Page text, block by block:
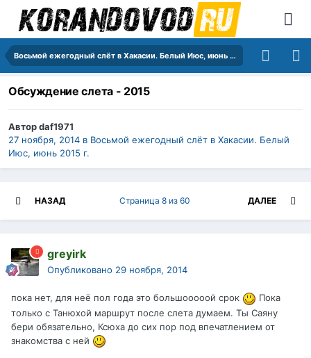
Восьмой ежегодный слёт в Хакасии. Белый Июс, июнь 2015 г.
Обсуждение слета - 2015
Авторdaf1971
27 ноября, 2014 в Восьмой ежегодный слёт в Хакасии. Белый
Июс, июнь 2015 г.
НАЗАД ДАЛЕЕ
Страница 8 из 60
greyirk
Опубликовано 29 ноября, 2014
пока нет, для неё пол года это большооооой срок
Пока
только с Танюхой маршрут после слета думаем. Ты Саяну
бери обязательно, Ксюха до сих пор под впечатлением от
знакомства с ней